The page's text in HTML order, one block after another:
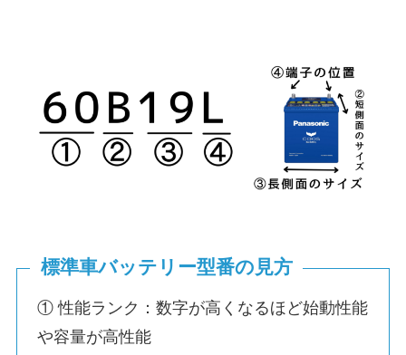
標準車バッテリー型番の見方
① 性能ランク：数字が高くなるほど始動性能
や容量が高性能